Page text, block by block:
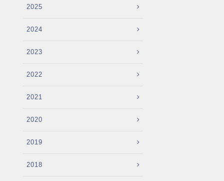
2025
2024
2023
2022
2021
2020
2019
2018